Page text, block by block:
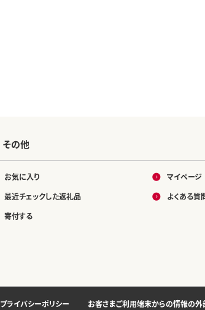
その他
お気に入り
最近チェックした返礼品
寄付する
マイページ
よくある質
プライバシーポリシー お客さまご利用端末からの情報の外